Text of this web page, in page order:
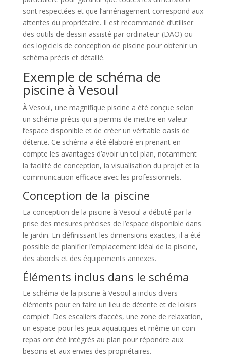
sont respectées et que l’aménagement correspond aux
attentes du propriétaire. Il est recommandé d’utiliser
des outils de dessin assisté par ordinateur (DAO) ou
des logiciels de conception de piscine pour obtenir un
schéma précis et détaillé.
Exemple de schéma de
piscine à Vesoul
À Vesoul, une magnifique piscine a été conçue selon
un schéma précis qui a permis de mettre en valeur
l’espace disponible et de créer un véritable oasis de
détente. Ce schéma a été élaboré en prenant en
compte les avantages d’avoir un tel plan, notamment
la facilité de conception, la visualisation du projet et la
communication efficace avec les professionnels.
Conception de la piscine
La conception de la piscine à Vesoul a débuté par la
prise des mesures précises de l’espace disponible dans
le jardin. En définissant les dimensions exactes, il a été
possible de planifier l’emplacement idéal de la piscine,
des abords et des équipements annexes.
Éléments inclus dans le schéma
Le schéma de la piscine à Vesoul a inclus divers
éléments pour en faire un lieu de détente et de loisirs
complet. Des escaliers d’accès, une zone de relaxation,
un espace pour les jeux aquatiques et même un coin
repas ont été intégrés au plan pour répondre aux
besoins et aux envies des propriétaires.